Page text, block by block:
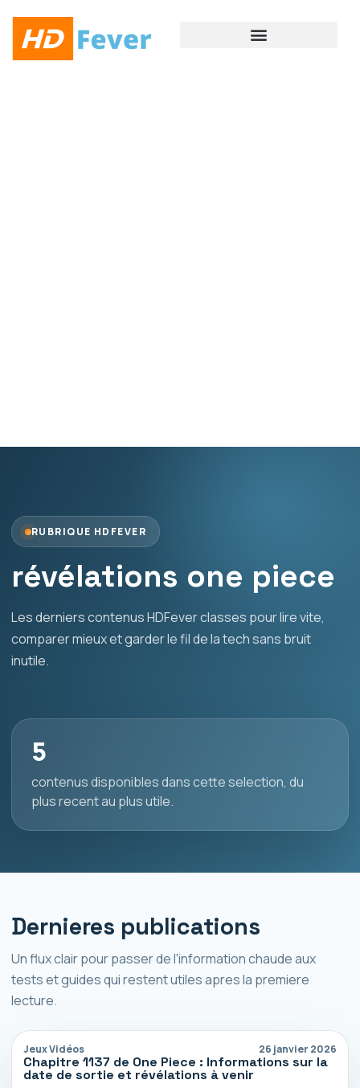
RUBRIQUE HDFEVER
révélations one piece
Les derniers contenus HDFever classes pour lire vite,
comparer mieux et garder le fil de la tech sans bruit
inutile.
5
contenus disponibles dans cette selection, du
plus recent au plus utile.
Dernieres publications
Un flux clair pour passer de l'information chaude aux
tests et guides qui restent utiles apres la premiere
lecture.
Jeux Vidéos 26 janvier 2026
Chapitre 1137 de One Piece : Informations sur la
date de sortie et révélations à venir